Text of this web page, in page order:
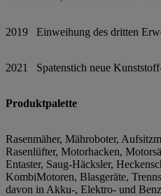
2019 Einweihung des dritten
2021 Spatenstich neue
Produktpalette
Rasenmäher, Mähroboter,
Rasenlüfter, Motorhacken,
Entaster, Saug-Häcksler,
KombiMotoren, Blasgeräte,
davon in Akku-, Elektro- und